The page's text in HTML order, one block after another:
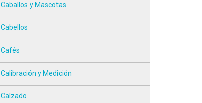
Caballos y Mascotas
Cabellos
Cafés
Calibración y Medición
Calzado